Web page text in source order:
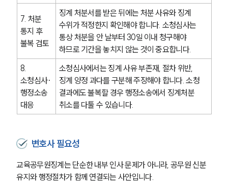
대륜법률상담예약
대륜법률상담예약
7. 처분
통지 후
불복 검토
징계 처분서를 받은 뒤에는 처분 사유와 징계
수위가 적정한지 확인해야 합니다. 소청심사는
통상 처분을 안 날부터 30일 이내 청구해야
하므로 기간을 놓치지 않는 것이 중요합니다.
8.
소청심사·
행정소송
대응
소청심사에서는 징계 사유 부존재, 절차 위반,
징계 양정 과다를 구분해 주장해야 합니다. 소청
결과에도 불복할 경우 행정소송에서 징계처분
취소를 다툴 수 있습니다.
변호사 필요성
교육공무원징계는 단순한 내부 인사 문제가 아니라, 공무원 신분
유지와 행정절차가 함께 연결되는 사안입니다.